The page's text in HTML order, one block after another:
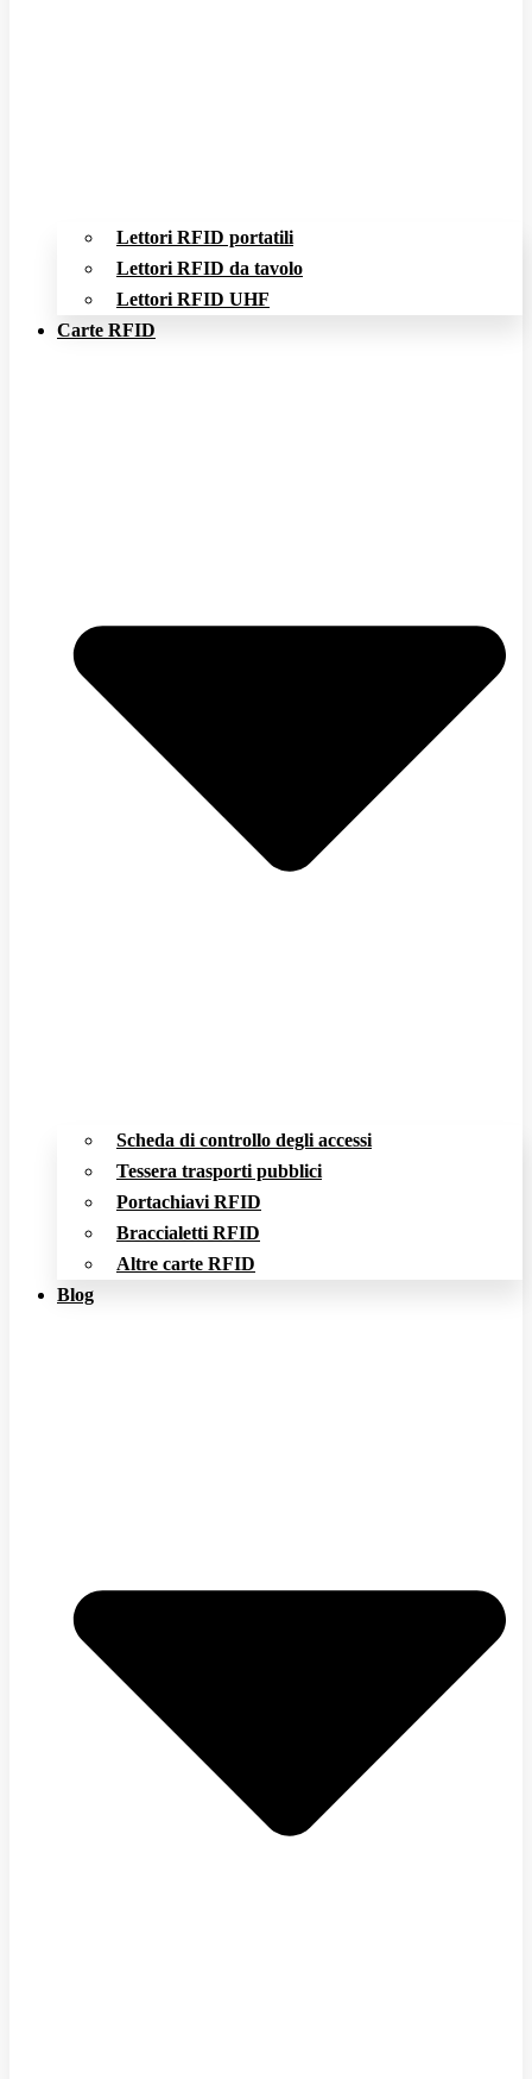
Lettori RFID portatili
Lettori RFID da tavolo
Lettori RFID UHF
Carte RFID
Scheda di controllo degli accessi
Tessera trasporti pubblici
Portachiavi RFID
Braccialetti RFID
Altre carte RFID
Blog